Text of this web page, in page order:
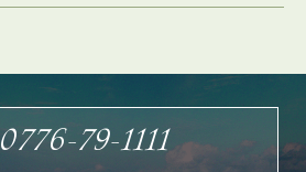
0776-79-1111